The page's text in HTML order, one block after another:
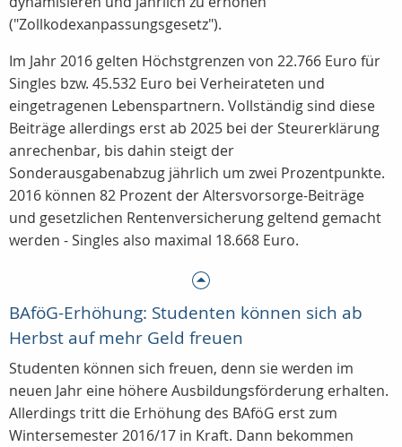
("Zollkodexanpassungsgesetz").
Im Jahr 2016 gelten Höchstgrenzen von 22.766 Euro für
Singles bzw. 45.532 Euro bei Verheirateten und
eingetragenen Lebenspartnern. Vollständig sind diese
Beiträge allerdings erst ab 2025 bei der Steurerklärung
anrechenbar, bis dahin steigt der
Sonderausgabenabzug jährlich um zwei Prozentpunkte.
2016 können 82 Prozent der Altersvorsorge-Beiträge
und gesetzlichen Rentenversicherung geltend gemacht
werden - Singles also maximal 18.668 Euro.
BAföG-Erhöhung: Studenten können sich ab
Herbst auf mehr Geld freuen
Studenten können sich freuen, denn sie werden im
neuen Jahr eine höhere Ausbildungsförderung erhalten.
Allerdings tritt die Erhöhung des BAföG erst zum
Wintersemester 2016/17 in Kraft. Dann bekommen